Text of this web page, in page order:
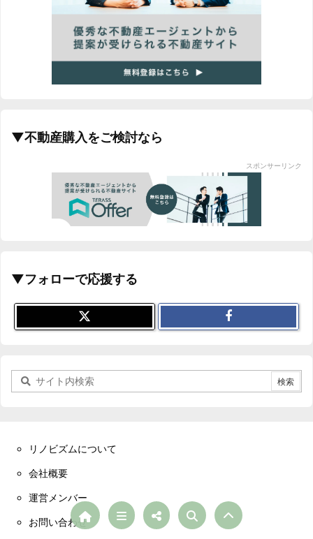
▼不動産購入をご検討なら
スポンサーリンク
▼フォローで応援する
リノビズムについて
会社概要
運営メンバー
お問い合わせ